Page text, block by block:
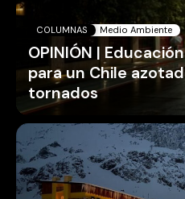
COLUMNAS Medio Ambiente
OPINIÓN |
para un Chile
tornados